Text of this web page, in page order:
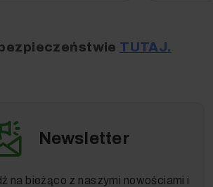
TUTAJ.
Newsletter
na bieżąco z naszymi nowościami i